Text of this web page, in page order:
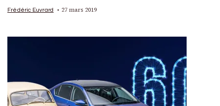
Frédéric Euvrard 27 mars 2019